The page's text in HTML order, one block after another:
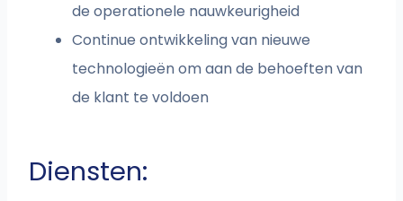
de operationele nauwkeurigheid
Continue ontwikkeling van nieuwe
technologieën om aan de behoeften van
de klant te voldoen
Diensten: